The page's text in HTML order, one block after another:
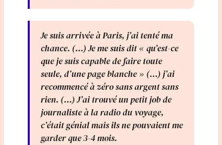
Je suis arrivée à Paris, j’ai tenté ma
chance. (…) Je me suis dit « qu’est-ce
que je suis capable de faire toute
seule, d’une page blanche » (…) j’ai
recommencé à zéro sans argent sans
rien. (…) J’ai trouvé un petit job de
journaliste à la radio du voyage,
c’était génial mais ils ne pouvaient me
garder que 3-4 mois.